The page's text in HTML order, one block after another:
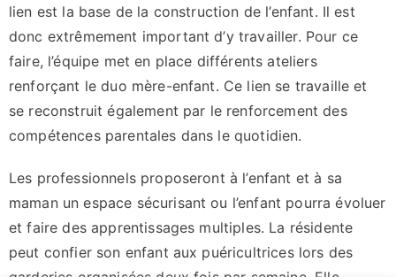
lien est la base de la construction de l’enfant. Il est
donc extrêmement important d’y travailler. Pour ce
faire, l’équipe met en place différents ateliers
renforçant le duo mère-enfant. Ce lien se travaille et
se reconstruit également par le renforcement des
compétences parentales dans le quotidien.
Les professionnels proposeront à l’enfant et à sa
maman un espace sécurisant ou l’enfant pourra évoluer
et faire des apprentissages multiples. La résidente
peut confier son enfant aux puéricultrices lors des